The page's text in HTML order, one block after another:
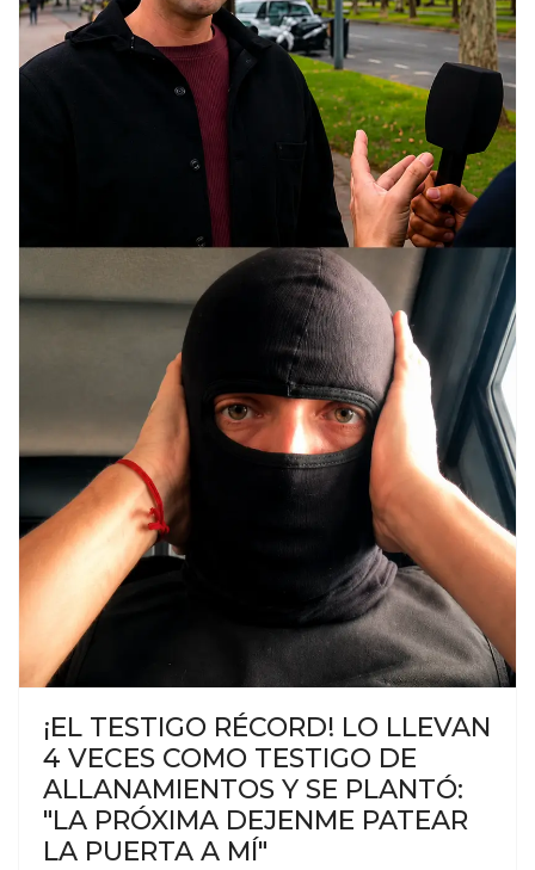
¡EL TESTIGO RÉCORD! LO LLEVAN
4 VECES COMO TESTIGO DE
ALLANAMIENTOS Y SE PLANTÓ:
"LA PRÓXIMA DEJENME PATEAR
LA PUERTA A MÍ"